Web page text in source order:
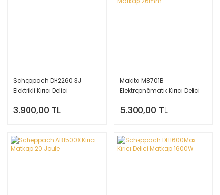
Scheppach DH2260 3J
Elektrikli Kırıcı Delici
3.900,00 TL
Makita M8701B
Elektropnömatik Kırıcı Delici
5.300,00 TL